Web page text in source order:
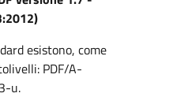
esistono, come
PDF/A-
u.